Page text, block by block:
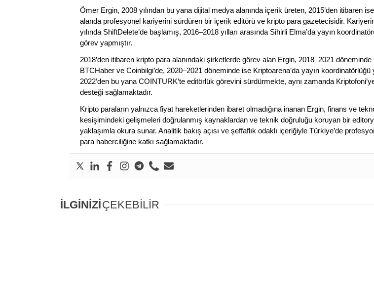
Ömer Ergin, 2008 yılından bu yana dijital medya alanında içerik üreten, 2015’den itibaren
alanda profesyonel kariyerini sürdüren bir içerik editörü ve kripto para gazetecisidir.
yılında ShiftDelete’de başlamış, 2016–2018 yılları arasında Sihirli Elma’da yayın
görev yapmıştır.
2018’den itibaren kripto para alanındaki şirketlerde görev alan Ergin, 2018–2021
BTCHaber ve Coinbilgi’de, 2020–2021 döneminde ise Kriptoarena’da yayın koordinatörlüğü
2022’den bu yana COINTURK’te editörlük görevini sürdürmekte, aynı zamanda
desteği sağlamaktadır.
Kripto paraların yalnızca fiyat hareketlerinden ibaret olmadığına inanan Ergin, finans ve
kesişimindeki gelişmeleri doğrulanmış kaynaklardan ve teknik doğruluğu koruyan bir
yaklaşımla okura sunar. Analitik bakış açısı ve şeffaflık odaklı içeriğiyle Türkiye’de
para haberciliğine katkı sağlamaktadır.
İLGİNİZİÇEKEBİLİR